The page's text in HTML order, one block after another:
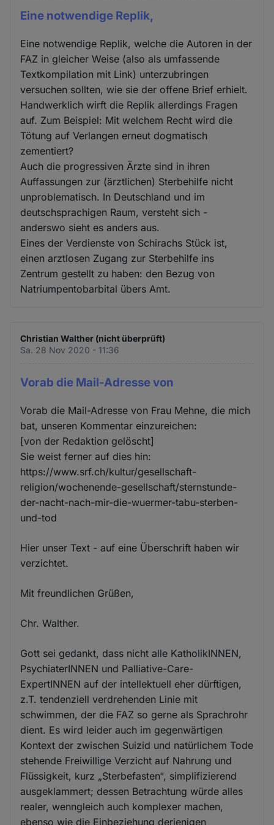
Eine notwendige Replik,
Eine notwendige Replik, welche die Autoren in der
FAZ in gleicher Weise (also als umfassende
Textkompilation mit Link) unterzubringen
versuchen sollten, wie sie der offene Brief erhielt.
Handwerklich wirft die Replik allerdings Fragen
auf. Zum Beispiel: Mit welchem Recht wird die
Tötung auf Verlangen erneut dogmatisch
zementiert?
Auch die progressiven Ärzte sind in ihren
Auffassungen zur (ärztlichen) Sterbehilfe nicht
unproblematisch. In Deutschland und im
deutschsprachigen Raum, versteht sich -
anderswo sieht es anders aus.
Eines der Verdienste von Schirachs Stück ist,
einen arztlosen Zugang zur Sterbehilfe ins
Zentrum gestellt zu haben: den Bezug von
Natriumpentobarbital übers Amt.
Christian Walther (nicht überprüft)
Sa. 28 Nov 2020 - 11:36
Vorab die Mail-Adresse von
Vorab die Mail-Adresse von Frau Mehne, die mich
bat, unseren Kommentar einzureichen:
[von der Redaktion gelöscht]
Sie weist ferner auf dies hin:
https://www.srf.ch/kultur/gesellschaft-
religion/wochenende-gesellschaft/sternstunde-
der-nacht-nach-mir-die-wuermer-tabu-sterben-
und-tod
Hier unser Text - auf eine Überschrift haben wir
verzichtet.
Mit freundlichen Grüßen,
Chr. Walther.
Gott sei gedankt, dass nicht alle KatholikINNEN,
PsychiaterINNEN und Palliative-Care-
ExpertINNEN auf der intellektuell eher dürftigen,
z.T. tendenziell verdrehenden Linie mit
schwimmen, der die FAZ so gerne als Sprachrohr
dient. Es wird leider auch im gegenwärtigen
Kontext der zwischen Suizid und natürlichem Tode
stehende Freiwillige Verzicht auf Nahrung und
Flüssigkeit, kurz „Sterbefasten“, simplifizierend
ausgeklammert; dessen Betrachtung würde alles
realer, wenngleich auch komplexer machen,
ebenso wie die Einbeziehung derjenigen